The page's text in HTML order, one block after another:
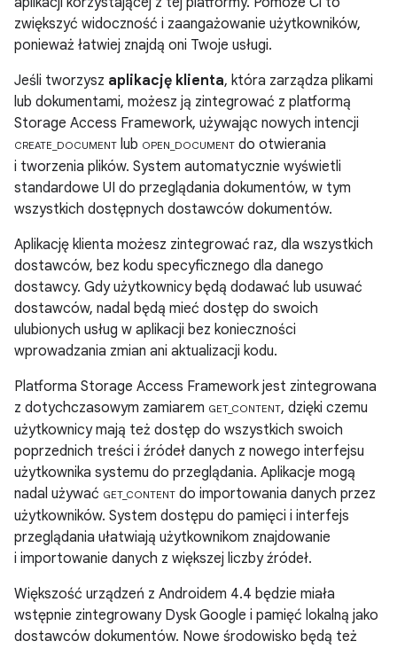
zwiększyć widoczność i zaangażowanie użytkowników,
ponieważ łatwiej znajdą oni Twoje usługi.
Jeśli tworzysz aplikację klienta, która zarządza plikami
lub dokumentami, możesz ją zintegrować z platformą
Storage Access Framework, używając nowych intencji
CREATE_DOCUMENT lub OPEN_DOCUMENT do otwierania
i tworzenia plików. System automatycznie wyświetli
standardowe UI do przeglądania dokumentów, w tym
wszystkich dostępnych dostawców dokumentów.
Aplikację klienta możesz zintegrować raz, dla wszystkich
dostawców, bez kodu specyficznego dla danego
dostawcy. Gdy użytkownicy będą dodawać lub usuwać
dostawców, nadal będą mieć dostęp do swoich
ulubionych usług w aplikacji bez konieczności
wprowadzania zmian ani aktualizacji kodu.
Platforma Storage Access Framework jest zintegrowana
z dotychczasowym zamiarem GET_CONTENT, dzięki czemu
użytkownicy mają też dostęp do wszystkich swoich
poprzednich treści i źródeł danych z nowego interfejsu
użytkownika systemu do przeglądania. Aplikacje mogą
nadal używać GET_CONTENT do importowania danych przez
użytkowników. System dostępu do pamięci i interfejs
przeglądania ułatwiają użytkownikom znajdowanie
i importowanie danych z większej liczby źródeł.
Większość urządzeń z Androidem 4.4 będzie miała
wstępnie zintegrowany Dysk Google i pamięć lokalną jako
dostawców dokumentów. Nowe środowisko będą też